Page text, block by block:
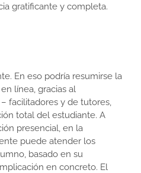
gratificante y completa.
En eso podría resumirse la
línea, gracias al
facilitadores y de tutores,
total del estudiante. A
presencial, en la
puede atender los
basado en su
en concreto. El